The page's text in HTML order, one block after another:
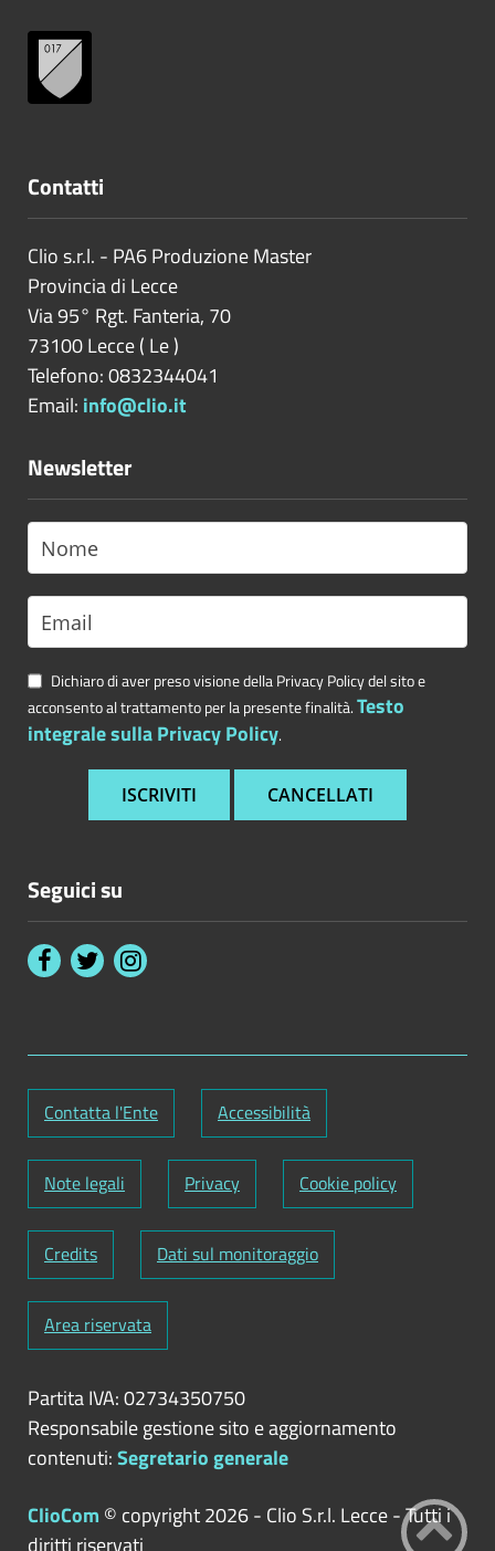
Contatti
Clio s.r.l. - PA6 Produzione Master
Provincia di Lecce
Via 95° Rgt. Fanteria, 70
73100Lecce( Le)
Telefono: 0832344041
Email: info@clio.it
Newsletter
Dichiaro di aver preso visione della Privacy Policy del sito e
acconsento al trattamento per la presente finalità.Testo
integrale sulla Privacy Policy.
Seguici su
Contatta l'Ente Accessibilità
Note legali Privacy Cookie policy
Credits Dati sul monitoraggio
Area riservata
Partita IVA: 02734350750
Responsabile gestione sito e aggiornamento
contenuti:Segretario generale
ClioCom © copyright 2026 - Clio S.r.l. Lecce - Tutti i
diritti riservati